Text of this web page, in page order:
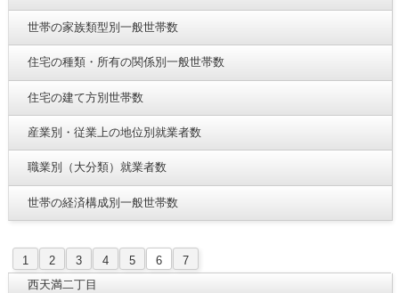
世帯の家族類型別一般世帯数
住宅の種類・所有の関係別一般世帯数
住宅の建て方別世帯数
産業別・従業上の地位別就業者数
職業別（大分類）就業者数
世帯の経済構成別一般世帯数
1 2 3 4 5 6
7
西天満二丁目